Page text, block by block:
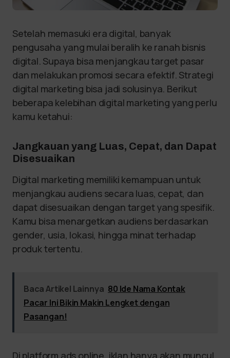
Setelah memasuki era digital, banyak
pengusaha yang mulai beralih ke ranah bisnis
digital. Supaya bisa menjangkau target pasar
dan melakukan promosi secara efektif. Strategi
digital marketing bisa jadi solusinya. Berikut
beberapa kelebihan digital marketing yang perlu
kamu ketahui:
Jangkauan yang Luas, Cepat, dan Dapat
Disesuaikan
Digital marketing memiliki kemampuan untuk
menjangkau audiens secara luas, cepat, dan
dapat disesuaikan dengan target yang spesifik.
Kamu bisa menargetkan audiens berdasarkan
gender, usia, lokasi, hingga minat terhadap
produk tertentu.
Baca Artikel Lainnya 80 Ide Nama Kontak
Pacar Ini Bikin Makin Lengket dengan
Pasangan!
Di platform ads online, iklan hanya akan muncul